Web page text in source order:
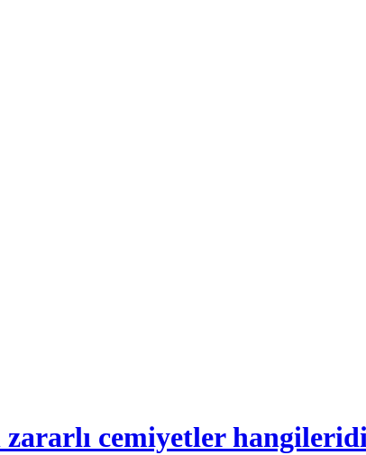
cemiyetler